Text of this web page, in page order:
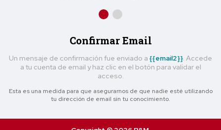
Confirmar Email
Un mensaje de confirmación fue enviado a {{email2}} . Accede
a tu cuenta de email y haz clic en el botón para validar el
acceso.
Esta es una medida para que asegurarnos de que nadie esté utilizando
tu dirección de email sin tu conocimiento.